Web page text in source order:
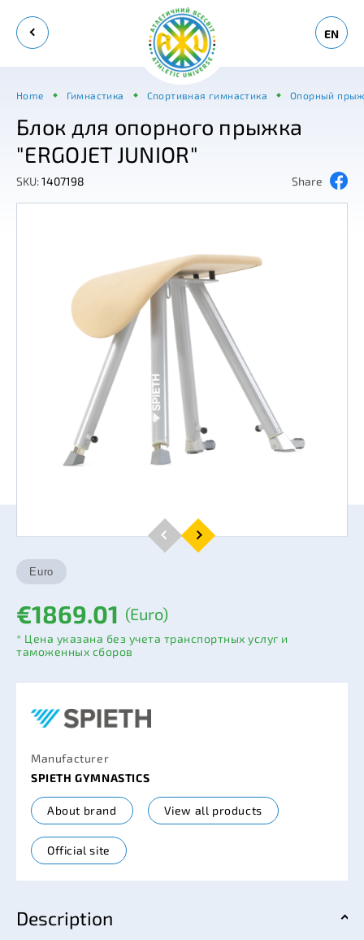
EN
Home Гимнастика Спортивная гимнастика Опорный
SKU:1407198 Share
Блок для опорного прыжка
"ERGOJET JUNIOR"
€1869.01 (Euro)
* Цена указана без учета транспортных услуг и
таможенных сборов
Manufacturer
SPIETH GYMNASTICS
About brand View all products
Official site
Description